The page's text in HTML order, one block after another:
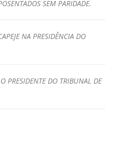
SEM PARIDADE.
NA PRESIDÊNCIA DO
PRESIDENTE DO TRIBUNAL DE